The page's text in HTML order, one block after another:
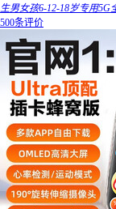
生男女孩6-12-18岁专用5G
500条评价